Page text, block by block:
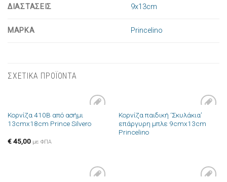
ΔΙΑΣΤΑΣΕΙΣ 9x13cm
ΜΑΡΚΑ Princelino
ΣΧΕΤΙΚΑ ΠΡΟΪΟΝΤΑ
Πρόσθήκη
στην λίστα
Κορνίζα 410B από ασήμι
13cmx18cm Prince Silvero
€45,00 με ΦΠΑ
Πρόσθήκη
στην λίστα
Κορνίζα παιδική ‘Σκυλάκια’
επάργυρη μπλε 9cmx13cm
Princelino